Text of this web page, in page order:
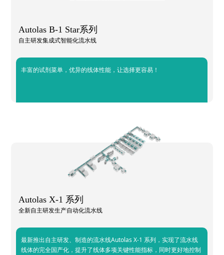
Autolas B-1 Star系列
自主研发集成式智能化流水线
丰富的试剂菜单，优异的线体性能，让选择更容易！
Autolas X-1 系列
全新自主研发生产自动化流水线
最新推出自主研发、制造的流水线Autolas X-1 系列，实现了流水线
线体的完全国产化，提升了线体多项关键性能指标，同时更好地控制